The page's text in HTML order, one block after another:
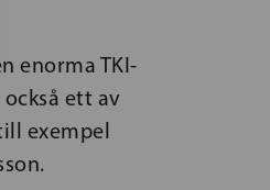
enorma TKI-
ett av
exempel